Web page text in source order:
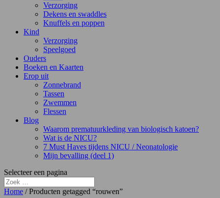
Verzorging
Dekens en swaddles
Knuffels en poppen
Kind
Verzorging
Speelgoed
Ouders
Boeken en Kaarten
Erop uit
Zonnebrand
Tassen
Zwemmen
Flessen
Blog
Waarom prematuurkleding van biologisch katoen?
Wat is de NICU?
7 Must Haves tijdens NICU / Neonatologie
Mijn bevalling (deel 1)
Selecteer een pagina
Home / Producten getagged “rouwen”